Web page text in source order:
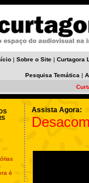
| Sobre o Site | Curtagora
Pesquisa Temática |
é
Assista Agora: